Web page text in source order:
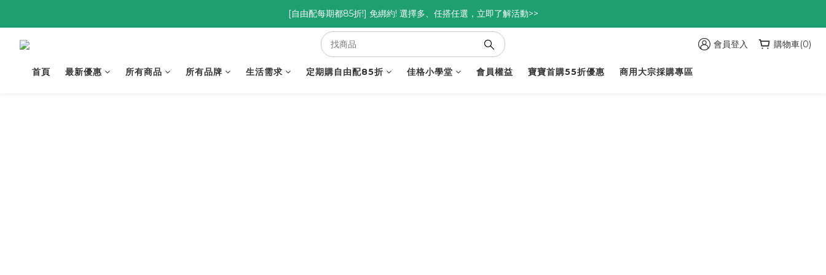
優惠碼<go300> $3,000折$300  優惠碼<go88> $5,000享88折
[自由配每期都85折!] 免綁約! 選擇多、任搭任選，立即了解活動>>
優惠碼<go300> $3,000折$300  優惠碼<go88> $5,000享88折 會員登入 購物車(0)
首頁 最新優惠 所有商品 所有品牌 生活需求 定期購自由配85折 佳格小學堂 會員權益 寶寶首購55折優惠 商用大宗採購專區